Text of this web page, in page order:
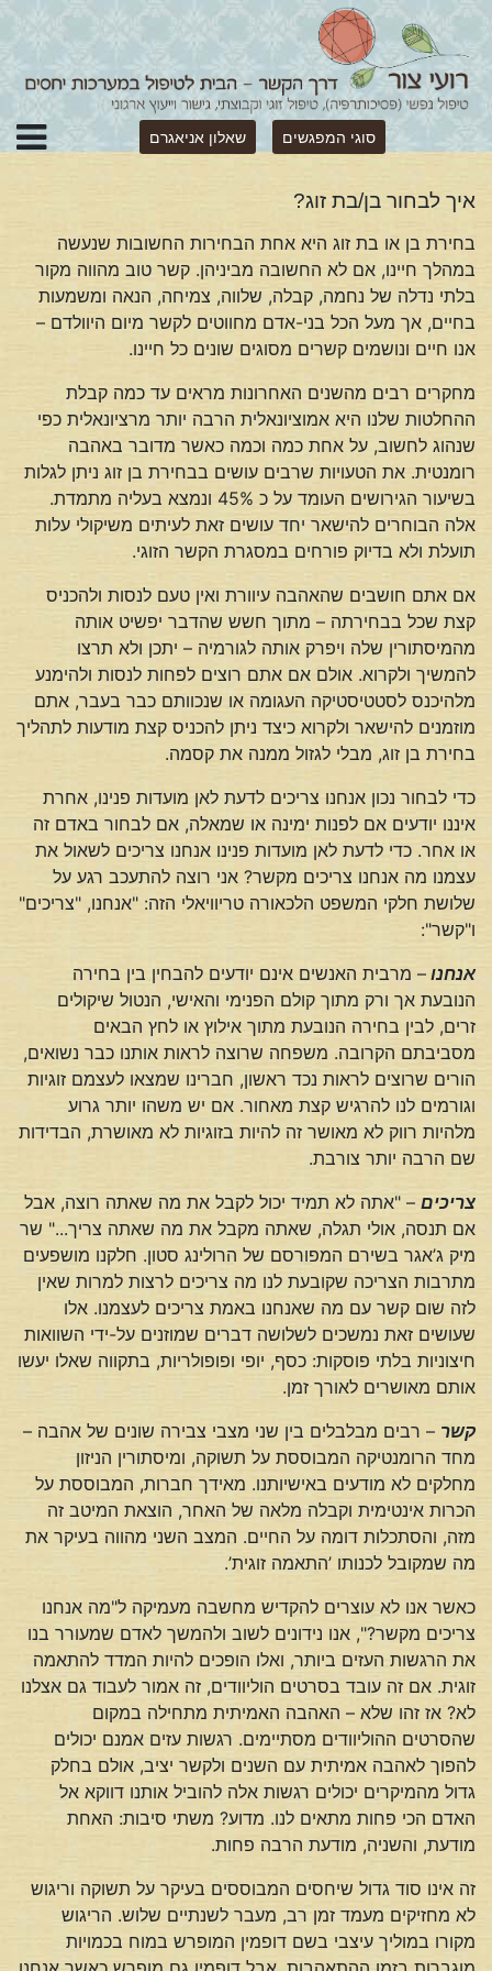
סוגי המפגשים שאלון אניאגרם
איך לבחור בן/בת זוג?
בחירת בן או בת זוג היא אחת הבחירות החשובות שנעשה
במהלך חיינו, אם לא החשובה מביניהן. קשר טוב מהווה מקור
בלתי נדלה של נחמה, קבלה, שלווה, צמיחה, הנאה ומשמעות
בחיים, אך מעל הכל בני-אדם מחווטים לקשר מיום היוולדם –
אנו חיים ונושמים קשרים מסוגים שונים כל חיינו.
מחקרים רבים מהשנים האחרונות מראים עד כמה קבלת
ההחלטות שלנו היא אמוציונאלית הרבה יותר מרציונאלית כפי
שנהוג לחשוב, על אחת כמה וכמה כאשר מדובר באהבה
רומנטית. את הטעויות שרבים עושים בבחירת בן זוג ניתן לגלות
בשיעור הגירושים העומד על כ 45% ונמצא בעליה מתמדת.
אלה הבוחרים להישאר יחד עושים זאת לעיתים משיקולי עלות
תועלת ולא בדיוק פורחים במסגרת הקשר הזוגי.
אם אתם חושבים שהאהבה עיוורת ואין טעם לנסות ולהכניס
קצת שכל בבחירתה – מתוך חשש שהדבר יפשיט אותה
מהמיסתורין שלה ויפרק אותה לגורמיה – יתכן ולא תרצו
להמשיך ולקרוא. אולם אם אתם רוצים לפחות לנסות ולהימנע
מלהיכנס לסטטיסטיקה העגומה או שנכוותם כבר בעבר, אתם
מוזמנים להישאר ולקרוא כיצד ניתן להכניס קצת מודעות לתהליך
בחירת בן זוג, מבלי לגזול ממנה את קסמה.
כדי לבחור נכון אנחנו צריכים לדעת לאן מועדות פנינו, אחרת
איננו יודעים אם לפנות ימינה או שמאלה, אם לבחור באדם זה
או אחר. כדי לדעת לאן מועדות פנינו אנחנו צריכים לשאול את
עצמנו מה אנחנו צריכים מקשר? אני רוצה להתעכב רגע על
שלושת חלקי המשפט הלכאורה טריוויאלי הזה: "אנחנו, "צריכים"
ו"קשר":
אנחנו – מרבית האנשים אינם יודעים להבחין בין בחירה
הנובעת אך ורק מתוך קולם הפנימי והאישי, הנטול שיקולים
זרים, לבין בחירה הנובעת מתוך אילוץ או לחץ הבאים
מסביבתם הקרובה. משפחה שרוצה לראות אותנו כבר נשואים,
הורים שרוצים לראות נכד ראשון, חברינו שמצאו לעצמם זוגיות
וגורמים לנו להרגיש קצת מאחור. אם יש משהו יותר גרוע
מלהיות רווק לא מאושר זה להיות בזוגיות לא מאושרת, הבדידות
שם הרבה יותר צורבת.
צריכים – "אתה לא תמיד יכול לקבל את מה שאתה רוצה, אבל
אם תנסה, אולי תגלה, שאתה מקבל את מה שאתה צריך..." שר
מיק ג’אגר בשירם המפורסם של הרולינג סטון. חלקנו מושפעים
מתרבות הצריכה שקובעת לנו מה צריכים לרצות למרות שאין
לזה שום קשר עם מה שאנחנו באמת צריכים לעצמנו. אלו
שעושים זאת נמשכים לשלושה דברים שמוזנים על-ידי השוואות
חיצוניות בלתי פוסקות: כסף, יופי ופופולריות, בתקווה שאלו יעשו
אותם מאושרים לאורך זמן.
קשר – רבים מבלבלים בין שני מצבי צבירה שונים של אהבה –
מחד הרומנטיקה המבוססת על תשוקה, ומיסתורין הניזון
מחלקים לא מודעים באישיותנו. מאידך חברות, המבוססת על
הכרות אינטימית וקבלה מלאה של האחר, הוצאת המיטב זה
מזה, והסתכלות דומה על החיים. המצב השני מהווה בעיקר את
מה שמקובל לכנותו ’התאמה זוגית’.
כאשר אנו לא עוצרים להקדיש מחשבה מעמיקה ל"מה אנחנו
צריכים מקשר?", אנו נידונים לשוב ולהמשך לאדם שמעורר בנו
את הרגשות העזים ביותר, ואלו הופכים להיות המדד להתאמה
זוגית. אם זה עובד בסרטים הוליוודים, זה אמור לעבוד גם אצלנו
לא? אז זהו שלא – האהבה האמיתית מתחילה במקום
שהסרטים ההוליוודים מסתיימים. רגשות עזים אמנם יכולים
להפוך לאהבה אמיתית עם השנים ולקשר יציב, אולם בחלק
גדול מהמיקרים יכולים רגשות אלה להוביל אותנו דווקא אל
האדם הכי פחות מתאים לנו. מדוע? משתי סיבות: האחת
מודעת, והשניה, מודעת הרבה פחות.
זה אינו סוד גדול שיחסים המבוססים בעיקר על תשוקה וריגוש
לא מחזיקים מעמד זמן רב, מעבר לשנתיים שלוש. הריגוש
מקורו במוליך עיצבי בשם דופמין המופרש במוח בכמויות